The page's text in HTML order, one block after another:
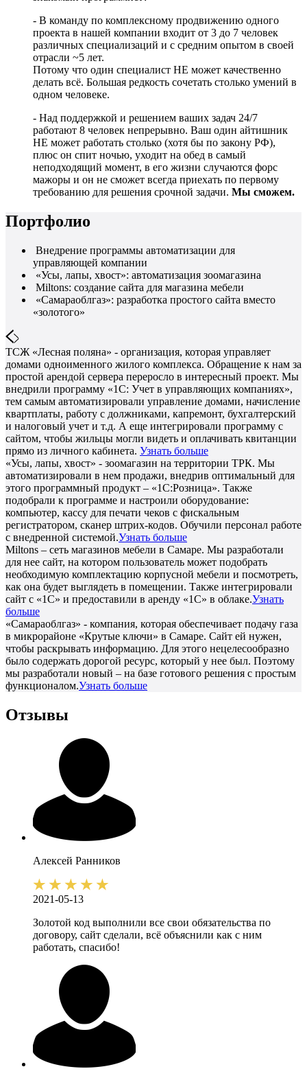
- В команду по комплексному продвижению одного
проекта в нашей компании входит от 3 до 7 человек
различных специализаций и с средним опытом в своей
отрасли ~5 лет.
Потому что один специалист НЕ может качественно
делать всё. Большая редкость сочетать столько умений в
одном человеке.
- Над поддержкой и решением ваших задач 24/7
работают 8 человек непрерывно. Ваш один айтишник
НЕ может работать столько (хотя бы по закону РФ),
плюс он спит ночью, уходит на обед в самый
неподходящий момент, в его жизни случаются форс
мажоры и он не сможет всегда приехать по первому
требованию для решения срочной задачи. Мы сможем.
Портфолио
Внедрение программы автоматизации для
управляющей компании
«Усы, лапы, хвост»: автоматизация зоомагазина
Miltons: создание сайта для магазина мебели
«Самараоблгаз»: разработка простого сайта вместо
«золотого»
ТСЖ «Лесная поляна» - организация, которая управляет
домами одноименного жилого комплекса. Обращение к нам за
простой арендой сервера переросло в интересный проект. Мы
внедрили программу «1С: Учет в управляющих компаниях»,
тем самым автоматизировали управление домами, начисление
квартплаты, работу с должниками, капремонт, бухгалтерский
и налоговый учет и т.д. А еще интегрировали программу с
сайтом, чтобы жильцы могли видеть и оплачивать квитанции
прямо из личного кабинета. Узнать больше
«Усы, лапы, хвост» - зоомагазин на территории ТРК. Мы
автоматизировали в нем продажи, внедрив оптимальный для
этого программный продукт – «1С:Розница». Также
подобрали к программе и настроили оборудование:
компьютер, кассу для печати чеков с фискальным
регистратором, сканер штрих-кодов. Обучили персонал работе
с внедренной системой.Узнать больше
Miltons – сеть магазинов мебели в Самаре. Мы разработали
для нее сайт, на котором пользователь может подобрать
необходимую комплектацию корпусной мебели и посмотреть,
как она будет выглядеть в помещении. Также интегрировали
сайт с «1С» и предоставили в аренду «1С» в облаке.Узнать
больше
«Самараоблгаз» - компания, которая обеспечивает подачу газа
в микрорайоне «Крутые ключи» в Самаре. Сайт ей нужен,
чтобы раскрывать информацию. Для этого нецелесообразно
было содержать дорогой ресурс, который у нее был. Поэтому
мы разработали новый – на базе готового решения с простым
функционалом.Узнать больше
Отзывы
Алексей Ранников
2021-05-13
Золотой код выполнили все свои обязательства по
договору, сайт сделали, всё объяснили как с ним
работать, спасибо!